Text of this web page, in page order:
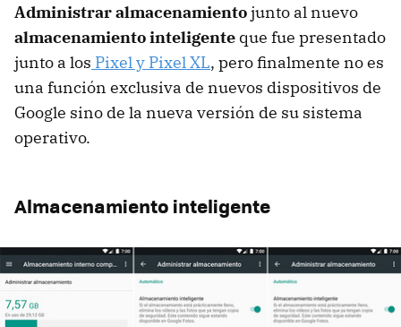
Administrar almacenamientojunto al nuevo
almacenamiento inteligente que fue presentado
junto a los Pixel y Pixel XL, pero finalmente no es
una función exclusiva de nuevos dispositivos de
Google sino de la nueva versión de su sistema
operativo.
Almacenamiento inteligente